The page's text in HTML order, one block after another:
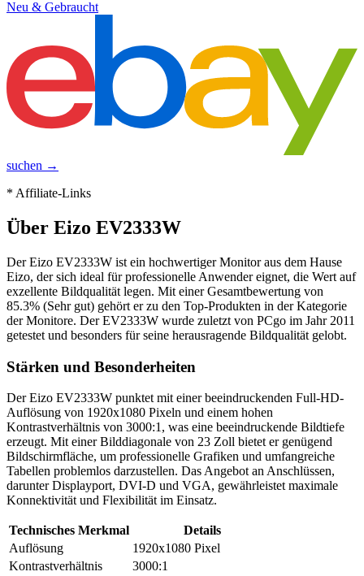
Neu & Gebraucht
suchen →
* Affiliate-Links
Über Eizo EV2333W
Der Eizo EV2333W ist ein hochwertiger Monitor aus dem Hause
Eizo, der sich ideal für professionelle Anwender eignet, die Wert auf
exzellente Bildqualität legen. Mit einer Gesamtbewertung von
85.3% (Sehr gut) gehört er zu den Top-Produkten in der Kategorie
der Monitore. Der EV2333W wurde zuletzt von PCgo im Jahr 2011
getestet und besonders für seine herausragende Bildqualität gelobt.
Stärken und Besonderheiten
Der Eizo EV2333W punktet mit einer beeindruckenden Full-HD-
Auflösung von 1920x1080 Pixeln und einem hohen
Kontrastverhältnis von 3000:1, was eine beeindruckende Bildtiefe
erzeugt. Mit einer Bilddiagonale von 23 Zoll bietet er genügend
Bildschirmfläche, um professionelle Grafiken und umfangreiche
Tabellen problemlos darzustellen. Das Angebot an Anschlüssen,
darunter Displayport, DVI-D und VGA, gewährleistet maximale
Konnektivität und Flexibilität im Einsatz.
Technisches Merkmal
Details
Auflösung
1920x1080 Pixel
Kontrastverhältnis
3000:1